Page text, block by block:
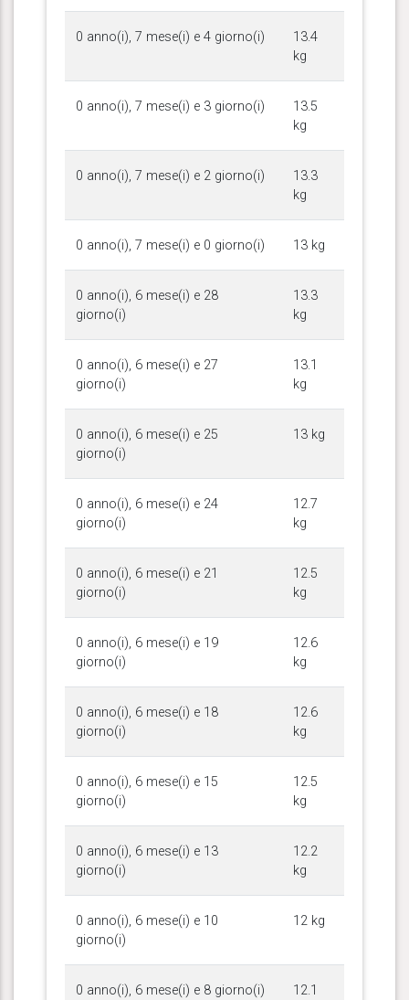
0 anno(i), 7 mese(i) e 4 giorno(i)
13.4
kg
0 anno(i), 7 mese(i) e 3 giorno(i)
13.5
kg
0 anno(i), 7 mese(i) e 2 giorno(i)
13.3
kg
0 anno(i), 7 mese(i) e 0 giorno(i) 13 kg
0 anno(i), 6 mese(i) e 28
giorno(i)
13.3
kg
0 anno(i), 6 mese(i) e 27
giorno(i)
13.1
kg
0 anno(i), 6 mese(i) e 25
giorno(i)
13 kg
0 anno(i), 6 mese(i) e 24
giorno(i)
12.7
kg
0 anno(i), 6 mese(i) e 21
giorno(i)
12.5
kg
0 anno(i), 6 mese(i) e 19
giorno(i)
12.6
kg
0 anno(i), 6 mese(i) e 18
giorno(i)
12.6
kg
0 anno(i), 6 mese(i) e 15
giorno(i)
12.5
kg
0 anno(i), 6 mese(i) e 13
giorno(i)
12.2
kg
0 anno(i), 6 mese(i) e 10
giorno(i)
12 kg
0 anno(i), 6 mese(i) e 8 giorno(i)
12.1